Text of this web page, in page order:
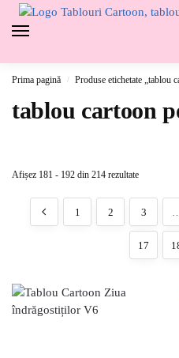
Prima pagină / Produse etichetate „tablou
tablou cartoon
Afișez 181 - 192 din 214 rezultate
1 2 3
17